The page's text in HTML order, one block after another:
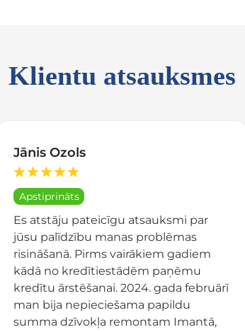
Klientu atsauksmes
Jānis Ozols
★★★★★
Apstiprināts
Es atstāju pateicīgu atsauksmi par
jūsu palīdzību manas problēmas
risināšanā. Pirms vairākiem gadiem
kādā no kredītiestādēm paņēmu
kredītu ārstēšanai. 2024. gada februārī
man bija nepieciešama papildu
summa dzīvokļa remontam Imantā,